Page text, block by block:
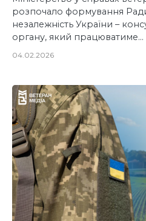
розпочало формування
незалежність України –
органу, який працюватиме…
04.02.2026